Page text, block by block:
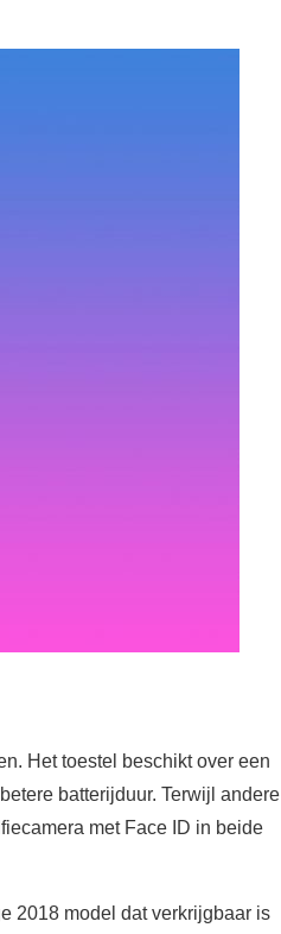
Het toestel beschikt over een
batterijduur. Terwijl andere
met Face ID in beide
2018 model dat verkrijgbaar is